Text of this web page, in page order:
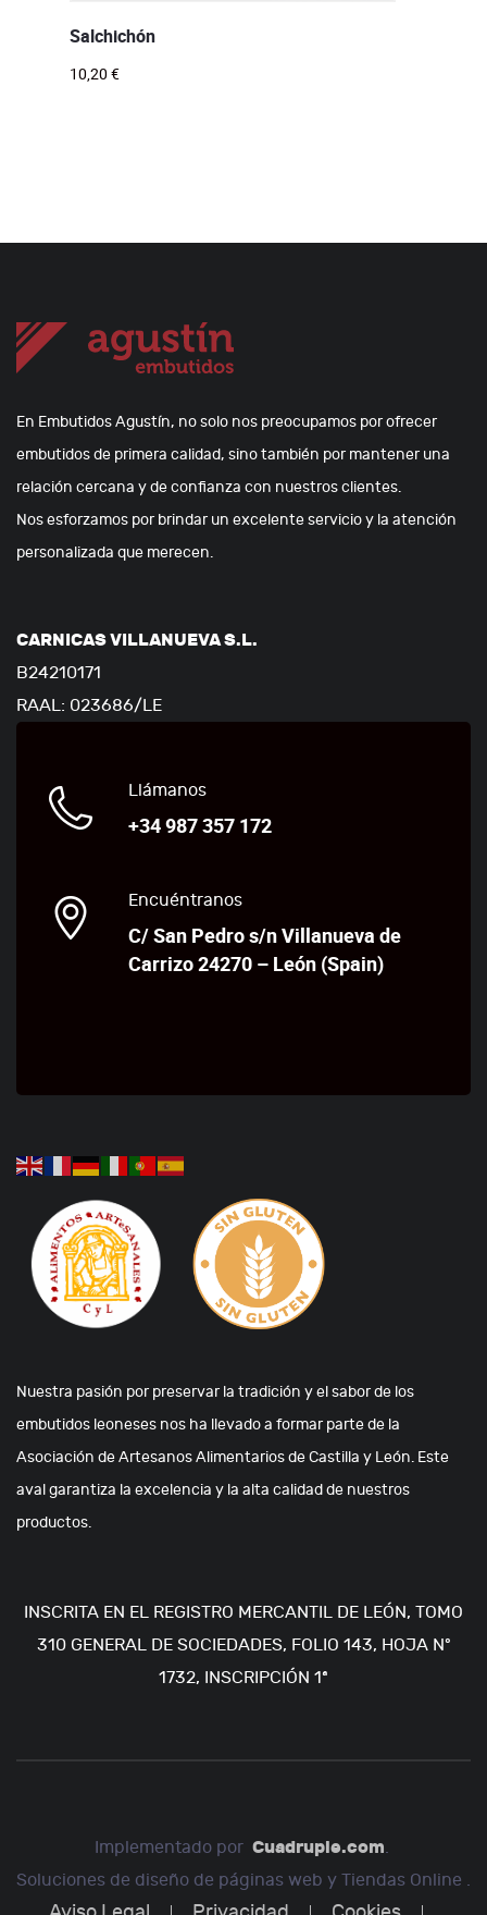
Salchichón
10,20 €
En Embutidos Agustín, no solo nos preocupamos por ofrecer
embutidos de primera calidad, sino también por mantener una
relación cercana y de confianza con nuestros clientes.
Nos esforzamos por brindar un excelente servicio y la atención
personalizada que merecen.
CARNICAS VILLANUEVA S.L.
B24210171
RAAL: 023686/LE
Llámanos
+34 987 357 172
Encuéntranos
C/ San Pedro s/n Villanueva de
Carrizo 24270 – León (Spain)
Nuestra pasión por preservar la tradición y el sabor de los
embutidos leoneses nos ha llevado a formar parte de la
Asociación de Artesanos Alimentarios de Castilla y León. Este
aval garantiza la excelencia y la alta calidad de nuestros
productos.
INSCRITA EN EL REGISTRO MERCANTIL DE LEÓN, TOMO
310 GENERAL DE SOCIEDADES, FOLIO 143, HOJA Nº
1732, INSCRIPCIÓN 1ª
Implementado por Cuadruple.com.
Soluciones de diseño de páginas web y Tiendas Online .